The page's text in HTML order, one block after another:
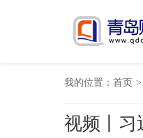
我的位置： 首页 >
视频丨习